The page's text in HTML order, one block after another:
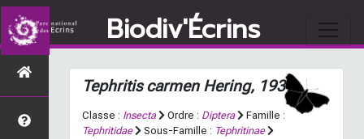
Biodiv'Écrins
Tephritis carmenHering, 1937
Classe : Insecta Ordre : Diptera
Famille :
Tephritidae
Sous-Famille : Tephritinae